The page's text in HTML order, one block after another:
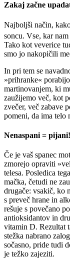
Zakaj začne
Najboljši način,
soncu. Vse, kar
Tako kot veverice
smo jo nakopičili
In pri tem se
»prihranke«
martinovanjem, ki
zaužijemo več, kot
zvečer, več zabave
pomeni, da ima telo
Nenaspani = pijani!
Če je vaš spanec
zmorejo opraviti
telesa. Posledica
mačka, četudi ne
drugače: vsakič, ko
s preveč hrane in
rešuje s povečano
antioksidantov in
vitamin D. Rezultat
stežka nabrano
sočasno, pride tudi
je težko zajeziti.